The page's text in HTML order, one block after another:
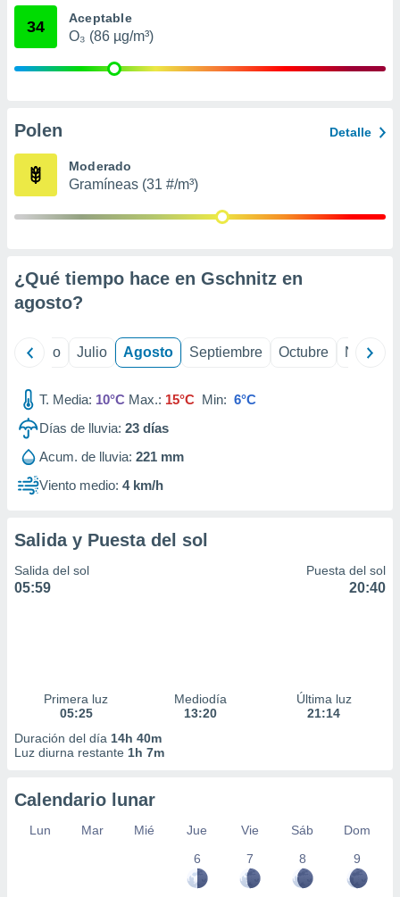
publicidad
de
1199
34 Aceptable
O₃ (86 µg/m³)
Polen Detalle
Moderado
Gramíneas (31 #/m³)
¿Qué tiempo hace en Gschnitz en
agosto?
Junio Julio Agosto Septiembre Octubre
T. Media: 10°C Max.: 15°C Min: 6°C
Días de lluvia: 23 días
Acum. de lluvia: 221 mm
Viento medio: 4 km/h
Salida y Puesta del sol
Salida del sol
05:59
Puesta del sol
20:40
Primera luz
05:25
Mediodía
13:20
Última luz
21:14
Duración del día 14h 40m
Luz diurna restante 1h 7m
Calendario lunar
Lun Mar Mié Jue Vie Sáb
Dom
6
7 8 9